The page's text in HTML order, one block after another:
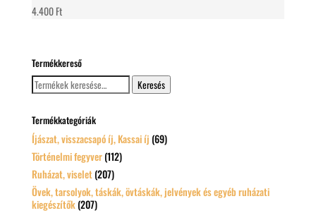
4.400Ft
Termékkereső
Keresés
a
Keresés
Termékkategóriák
Íjászat, visszacsapó íj, Kassai íj (69)
Történelmi fegyver (112)
Ruházat, viselet (207)
Övek, tarsolyok, táskák, övtáskák, jelvények és egyéb ruházati
kiegészítők (207)